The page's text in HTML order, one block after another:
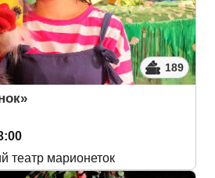
189
театр марионеток